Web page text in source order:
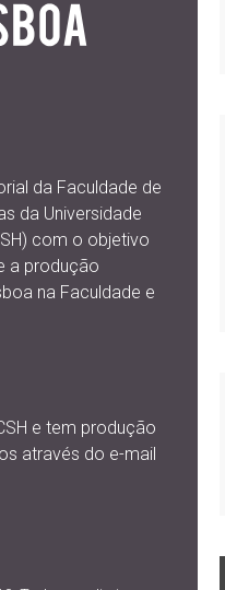
da Faculdade de
da Universidade
com o objetivo
a produção
na Faculdade e
e tem produção
através do e-mail